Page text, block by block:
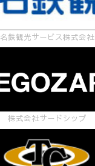
名鉄観光サービス株式会社
株式会社サードシップ